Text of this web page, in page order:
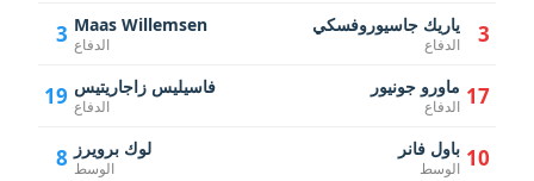
3 Maas Willemsen
الدفاع
19 فاسيليس زاجاريتيس
الدفاع
8 لوك برويرز
الوسط
3 ياريك جاسيوروفسكي
الدفاع
17 ماورو جونيور
الدفاع
10 باول فانر
الوسط